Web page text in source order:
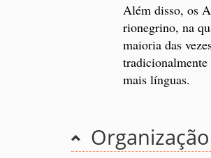
Além disso, os
rionegrino, na
maioria das
mais línguas.